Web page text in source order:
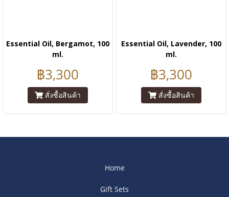
Essential Oil, Bergamot, 100
ml.
฿3,300
สั่งซื้อสินค้า
Essential Oil, Lavender, 100
ml.
฿3,300
สั่งซื้อสินค้า
Home
Gift Sets